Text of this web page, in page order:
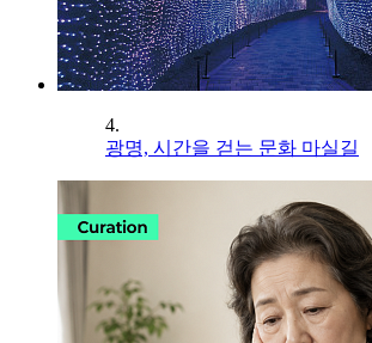
4.
광명, 시간을 걷는 문화 마실길